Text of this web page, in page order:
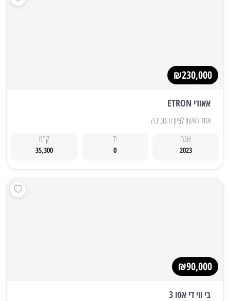
₪230,000
אאודי ETRON
אזור ראשון לציון והסביבה
שנה
2023
יד
0
ק"מ
35,300
₪90,000
בי ווי די אטו 3